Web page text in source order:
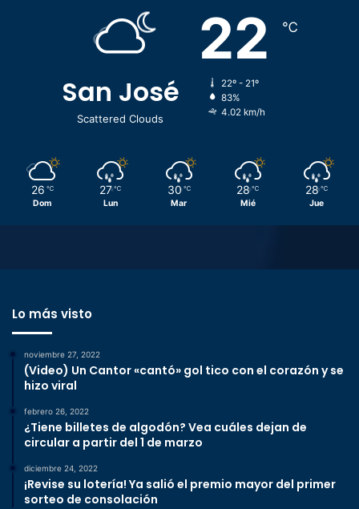
San José
Scattered Clouds
22 ℃
22º - 21º
83%
4.02 km/h
26 ℃
Dom
27 ℃
Lun
30 ℃
Mar
28 ℃
Mié
28 ℃
Jue
Lo más visto
noviembre 27, 2022
(Video) Un Cantor «cantó» gol tico con el corazón y se
hizo viral
febrero 26, 2022
¿Tiene billetes de algodón? Vea cuáles dejan de
circular a partir del 1 de marzo
diciembre 24, 2022
¡Revise su lotería! Ya salió el premio mayor del primer
sorteo de consolación